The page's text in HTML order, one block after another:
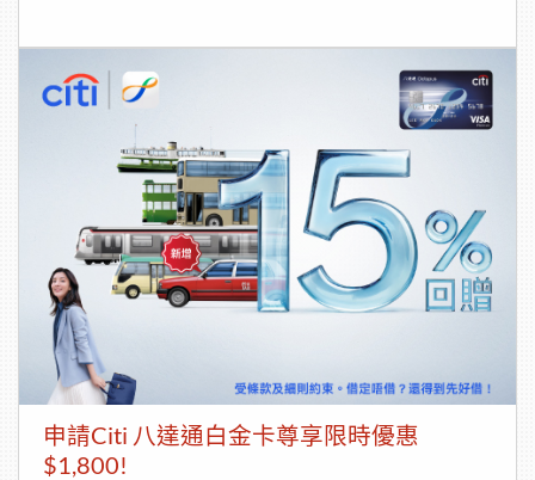
申請Citi 八達通白金卡尊享限時優惠
$1,800!